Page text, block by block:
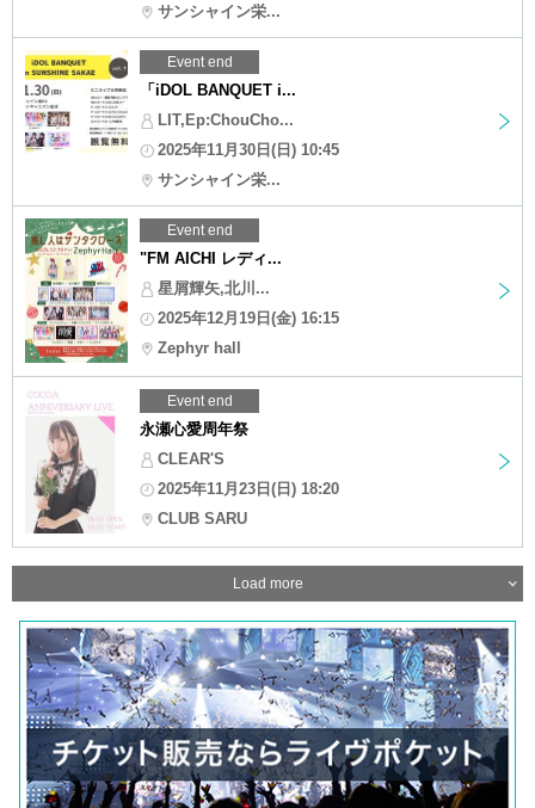
サンシャイン栄...
Event end
「iDOL BANQUET i...
LIT,Ep:ChouCho...
2025年11月30日(日) 10:45
サンシャイン栄...
Event end
"FM AICHI レディ...
星屑輝矢,北川...
2025年12月19日(金) 16:15
Zephyr hall
Event end
永瀬心愛周年祭
CLEAR'S
2025年11月23日(日) 18:20
CLUB SARU
Load more